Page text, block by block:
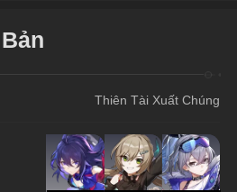
Thiên Tài Xuất Chúng